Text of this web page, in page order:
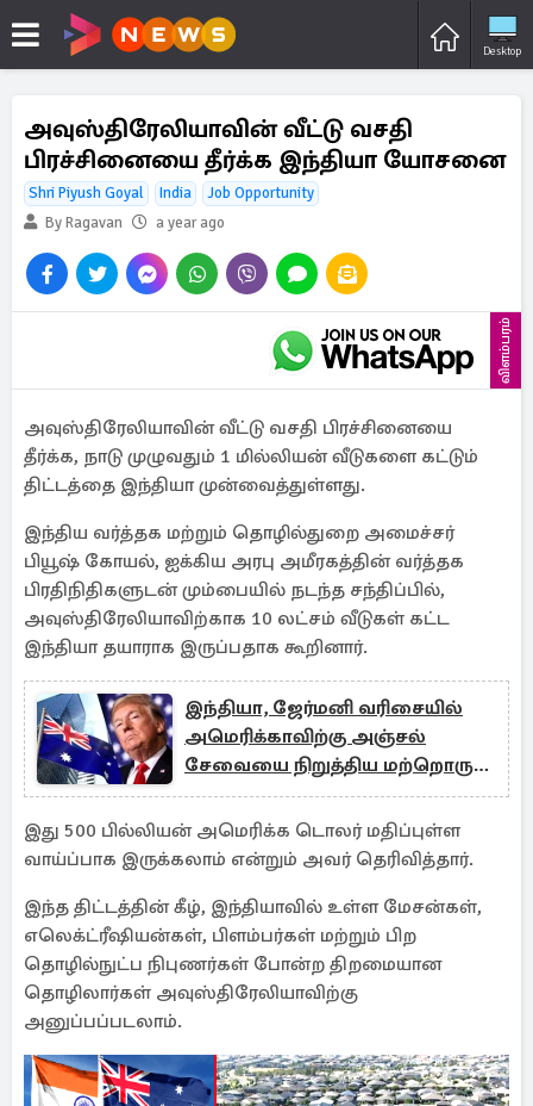
Desktop
அவுஸ்திரேலியாவின் வீட்டு வசதி
பிரச்சினையை தீர்க்க இந்தியா யோசனை
Shri Piyush Goyal India
Job Opportunity
By Ragavan
a year ago
விளம்பரம்
அவுஸ்திரேலியாவின் வீட்டு வசதி பிரச்சினையை
தீர்க்க, நாடு முழுவதும் 1 மில்லியன் வீடுகளை கட்டும்
திட்டத்தை இந்தியா முன்வைத்துள்ளது.
இந்திய வர்த்தக மற்றும் தொழில்துறை அமைச்சர்
பியூஷ் கோயல், ஐக்கிய அரபு அமீரகத்தின் வர்த்தக
பிரதிநிதிகளுடன் மும்பையில் நடந்த சந்திப்பில்,
அவுஸ்திரேலியாவிற்காக 10 லட்சம் வீடுகள் கட்ட
இந்தியா தயாராக இருப்பதாக கூறினார்.
இந்தியா, ஜேர்மனி வரிசையில்
அமெரிக்காவிற்கு அஞ்சல்
சேவையை நிறுத்திய மற்றொரு
நாடு
இது 500 பில்லியன் அமெரிக்க டொலர் மதிப்புள்ள
வாய்ப்பாக இருக்கலாம் என்றும் அவர் தெரிவித்தார்.
இந்த திட்டத்தின் கீழ், இந்தியாவில் உள்ள மேசன்கள்,
எலெக்ட்ரீஷியன்கள், பிளம்பர்கள் மற்றும் பிற
தொழில்நுட்ப நிபுணர்கள் போன்ற திறமையான
தொழிலார்கள் அவுஸ்திரேலியாவிற்கு
அனுப்பப்படலாம்.